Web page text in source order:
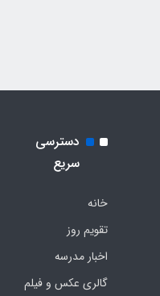
دسترسی
سریع
خانه
تقویم روز
اخبار مدرسه
گالری عکس و فیلم